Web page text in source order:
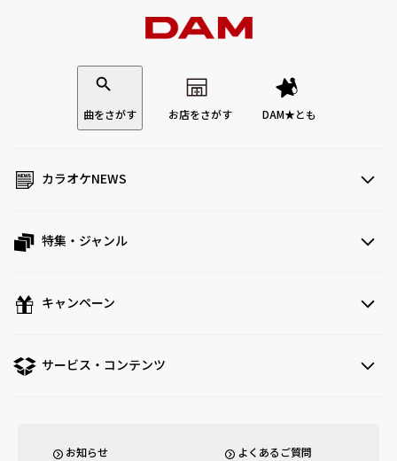
曲をさがす お店をさがす DAM★とも
カラオケNEWS
特集・ジャンル
キャンペーン
サービス・コンテンツ
お知らせ よくあるご質問